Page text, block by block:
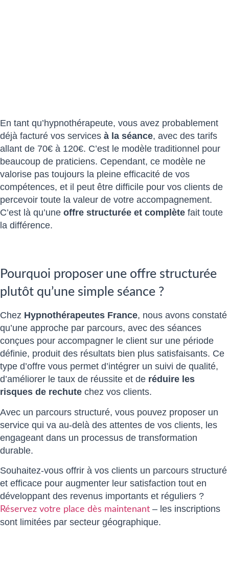
En tant qu’hypnothérapeute, vous avez probablement
déjà facturé vos services à la séance, avec des tarifs
allant de 70€ à 120€. C’est le modèle traditionnel pour
beaucoup de praticiens. Cependant, ce modèle ne
valorise pas toujours la pleine efficacité de vos
compétences, et il peut être difficile pour vos clients de
percevoir toute la valeur de votre accompagnement.
C’est là qu’une offre structurée et complète fait toute
la différence.
Pourquoi proposer une offre structurée
plutôt qu’une simple séance ?
Chez Hypnothérapeutes France, nous avons constaté
qu’une approche par parcours, avec des séances
conçues pour accompagner le client sur une période
définie, produit des résultats bien plus satisfaisants. Ce
type d’offre vous permet d’intégrer un suivi de qualité,
d’améliorer le taux de réussite et de réduire les
risques de rechute chez vos clients.
Avec un parcours structuré, vous pouvez proposer un
service qui va au-delà des attentes de vos clients, les
engageant dans un processus de transformation
durable.
Souhaitez-vous offrir à vos clients un parcours structuré
et efficace pour augmenter leur satisfaction tout en
développant des revenus importants et réguliers ?
Réservez votre place dès maintenant – les inscriptions
sont limitées par secteur géographique.